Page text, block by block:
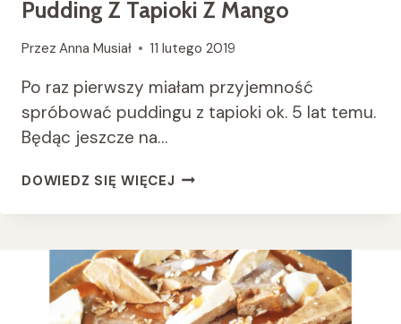
Pudding Z Tapioki Z Mango
Przez Anna Musiał 11 lutego 2019
Po raz pierwszy miałam przyjemność
spróbować puddingu z tapioki ok. 5 lat temu.
Będąc jeszcze na…
DOWIEDZ SIĘ WIĘCEJ PUDDING
TAPIOKI
MANGO